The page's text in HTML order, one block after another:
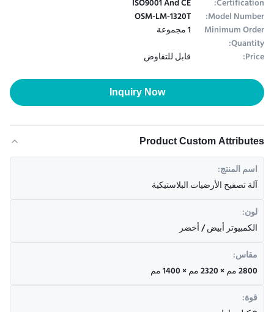
Certification:
ISO9001 And CE
Model Number:
OSM-LM-1320T
Minimum Order
Quantity:
1 مجموعة
Price:
قابل للتفاوض
Inquiry Now
Product Custom Attributes
اسم المنتج:
آلة تصفيح الأرضيات البلاستيكية
لون:
الكمبيوتر أبيض / أخضر
مقاس:
2800 مم × 2320 مم × 1400 مم
قوة: